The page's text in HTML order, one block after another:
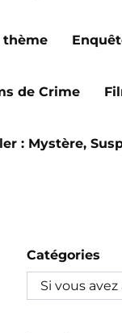
thème
de Crime
: Mystère,
Catégories